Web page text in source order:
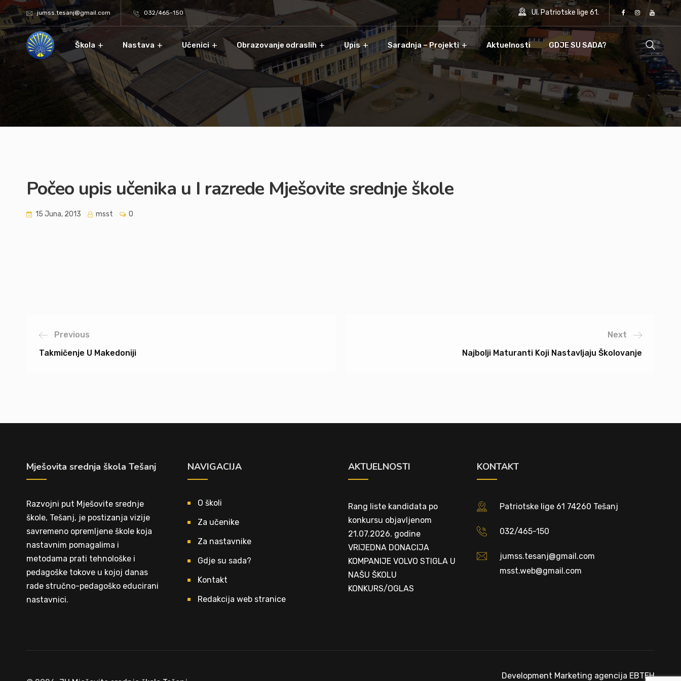
jumss.tesanj@gmail.com 032/465-150 Ul. Patriotske lige 61.
Škola Nastava Učenici Obrazovanje odraslih Upis Saradnja – Projekti Aktuelnosti GDJE SU SADA?
Počeo upis učenika u I razrede Mješovite srednje škole
15 Juna, 2013 msst 0
Previous
Takmičenje U Makedoniji
Next
Najbolji Maturanti Koji Nastavljaju Školovanje
Mješovita srednja škola Tešanj
Razvojni put Mješovite srednje
škole, Tešanj, je postizanja vizije
savremeno opremljene škole koja
nastavnim pomagalima i
metodama prati tehnološke i
pedagoške tokove u kojoj danas
rade stručno-pedagoško educirani
nastavnici.
NAVIGACIJA
O školi
Za učenike
Za nastavnike
Gdje su sada?
Kontakt
Redakcija web stranice
AKTUELNOSTI
Rang liste kandidata po
konkursu objavljenom
21.07.2026. godine
VRIJEDNA DONACIJA
KOMPANIJE VOLVO STIGLA U
NAŠU ŠKOLU
KONKURS/OGLAS
KONTAKT
Patriotske lige 61 74260 Tešanj
032/465-150
jumss.tesanj@gmail.com
msst.web@gmail.com
Development Marketing agencija EBTEH